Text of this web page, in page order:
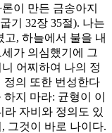
이 만든 금송아지
기 32장 35절). 나는
, 하늘에서 불을 내
가 의심했기에 그
어찌하여 나의 정
정의 또한 번성한다
지 마라: 균형이 이
자비와 정의도 있
그것이 바로 나이다.